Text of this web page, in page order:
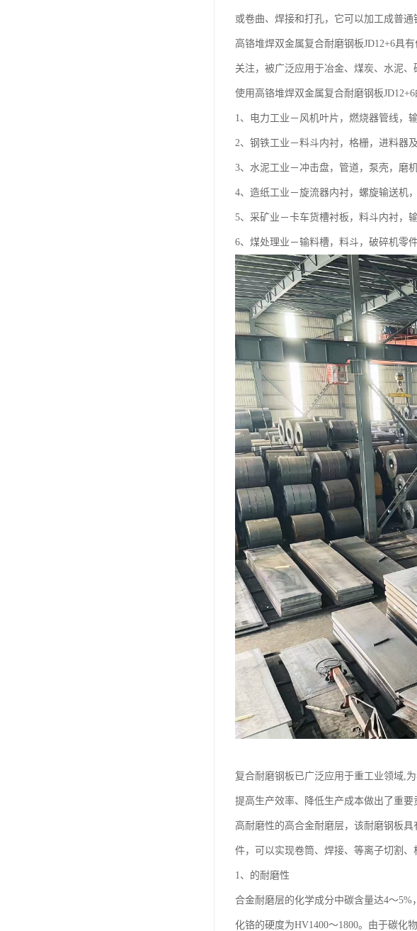
或卷曲、焊接和打孔，它可以加工成普
高铬堆焊双金属复合耐磨钢板JD12+6具
关注，被广泛应用于冶金、煤炭、水泥、
使用高铬堆焊双金属复合耐磨钢板JD12+6
1、电力工业－风机叶片，燃烧器管线，
2、钢铁工业－料斗内衬，格栅，进料器
3、水泥工业－冲击盘，管道，泵壳，磨
4、造纸工业－旋流器内衬，螺旋输送机
5、采矿业－卡车货槽衬板，料斗内衬，
6、煤处理业－输料槽，料斗，破碎机零
复合耐磨钢板已广泛应用于重工业领域,
提高生产效率、降低生产成本做出了重
高耐磨性的高合金耐磨层，该耐磨钢板
件，可以实现卷筒、焊接、等离子切割、
1、的耐磨性
合金耐磨层的化学成分中碳含量达4～5%
化铬的硬度为HV1400～1800。由于碳化